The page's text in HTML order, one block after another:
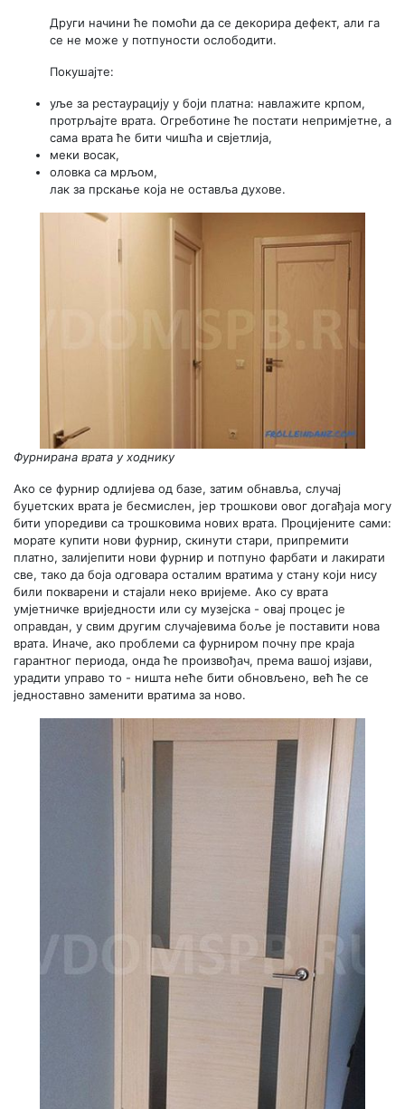
Други начини ће помоћи да се декорира дефект, али га
се не може у потпуности ослободити.
Покушајте:
уље за рестаурацију у боји платна: навлажите крпом,
протрљајте врата. Огреботине ће постати непримјетне, а
сама врата ће бити чишћа и свјетлија,
меки восак,
оловка са мрљом,
лак за прскање која не оставља духове.
Фурнирана врата у ходнику
Ако се фурнир одлијева од базе, затим обнавља, случај
буџетских врата је бесмислен, јер трошкови овог догађаја могу
бити упоредиви са трошковима нових врата. Процијените сами:
морате купити нови фурнир, скинути стари, припремити
платно, залијепити нови фурнир и потпуно фарбати и лакирати
све, тако да боја одговара осталим вратима у стану који нису
били покварени и стајали неко вријеме. Ако су врата
умјетничке вриједности или су музејска - овај процес је
оправдан, у свим другим случајевима боље је поставити нова
врата. Иначе, ако проблеми са фурниром почну пре краја
гарантног периода, онда ће произвођач, према вашој изјави,
урадити управо то - ништа неће бити обновљено, већ ће се
једноставно заменити вратима за ново.